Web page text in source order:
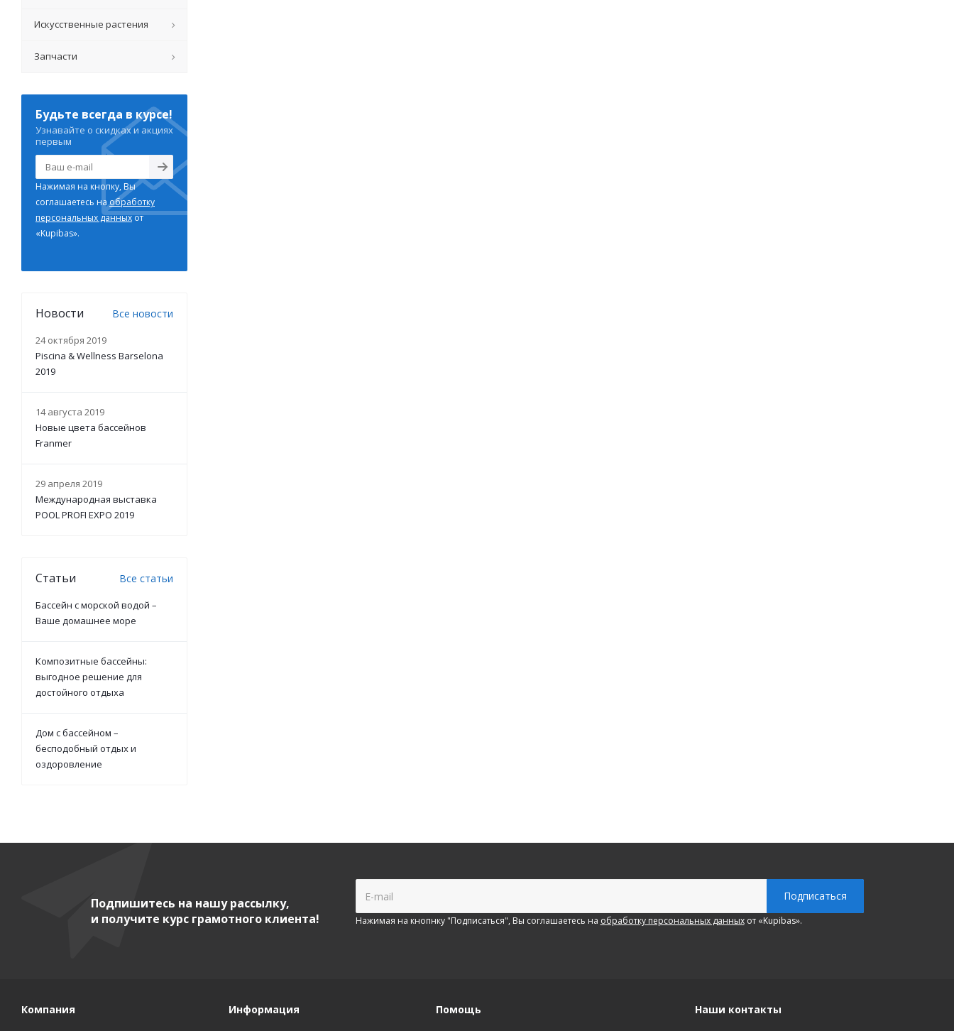
Искусственные растения
Запчасти
Будьте всегда в курсе!
Узнавайте о скидках и акциях
первым
Нажимая на кнопку, Вы
соглашаетесь наобработку
персональных данныхот
«Kupibas».
Новости Все новости
24 октября 2019
Piscina & Wellness Barselona
2019
14 августа 2019
Новые цвета бассейнов
Franmer
29 апреля 2019
Международная выставка
POOL PROFI EXPO 2019
Статьи Все статьи
Бассейн с морской водой –
Ваше домашнее море
Композитные бассейны:
выгодное решение для
достойного отдыха
Дом с бассейном –
бесподобный отдых и
оздоровление
Подпишитесь на нашу рассылку,
и получите курс грамотного клиента!
Нажимая на кнопнку "Подписаться", Вы соглашаетесь на обработку персональных данныхот «Kupibas».
Компания Информация Помощь Наши контакты